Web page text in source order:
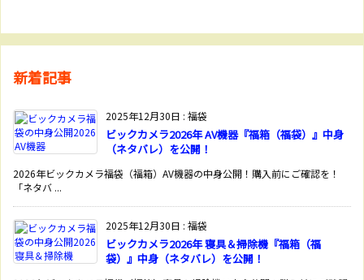
新着記事
2025年12月30日 : 福袋
ビックカメラ2026年 AV機器『福箱（福袋）』中身
（ネタバレ）を公開！
2026年ビックカメラ福袋（福箱）AV機器の中身公開！購入前にご確認を！
「ネタバ ...
2025年12月30日 : 福袋
ビックカメラ2026年 寝具＆掃除機『福箱（福
袋）』中身（ネタバレ）を公開！